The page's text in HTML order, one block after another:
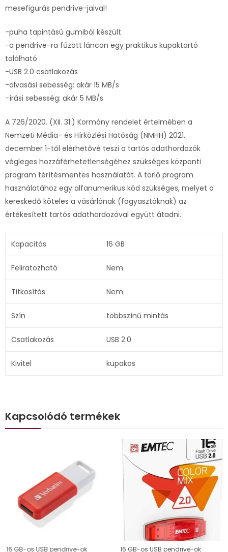
mesefigurás pendrive-jaival!
-puha tapintású gumiból készült
-a pendrive-ra fűzött láncon egy praktikus kupaktartó
található
-USB 2.0 csatlakozás
-olvasási sebesség: akár 15 MB/s
-írási sebesség: akár 5 MB/s
A 726/2020. (XII. 31.) Kormány rendelet értelmében a
Nemzeti Média- és Hírközlési Hatóság (NMHH) 2021.
december 1-től elérhetővé teszi a tartós adathordozók
végleges hozzáférhetetlenségéhez szükséges központi
program térítésmentes használatát. A törlő program
használatához egy alfanumerikus kód szükséges, melyet a
kereskedő köteles a vásárlónak (fogyasztóknak) az
értékesített tartós adathordozóval együtt átadni.
Kapacitás 16 GB
Feliratozható Nem
Titkosítás Nem
Szín többszínű mintás
Csatlakozás USB 2.0
Kivitel kupakos
Kapcsolódó termékek
16 GB-os USB pendrive-ok 16 GB-os USB pendrive-ok